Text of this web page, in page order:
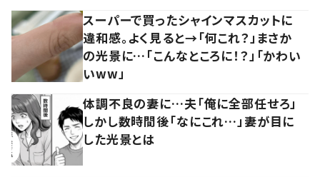
スーパーで買ったシャインマスカットに
違和感。よく見ると→「何これ？」まさか
の光景に…「こんなところに！？」「かわい
いww」
体調不良の妻に…夫「俺に全部任せろ」
しかし数時間後「なにこれ…」妻が目に
した光景とは